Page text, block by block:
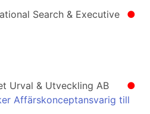
●
Search & Executive
●
Urval & Utveckling AB
Affärskonceptansvarig till